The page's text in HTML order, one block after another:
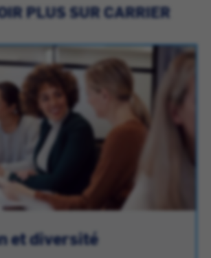
PLUS SUR CARRIER
et diversité